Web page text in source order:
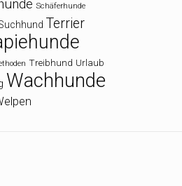
Schäferhunde
Terrier
Treibhund Urlaub
Wachhunde